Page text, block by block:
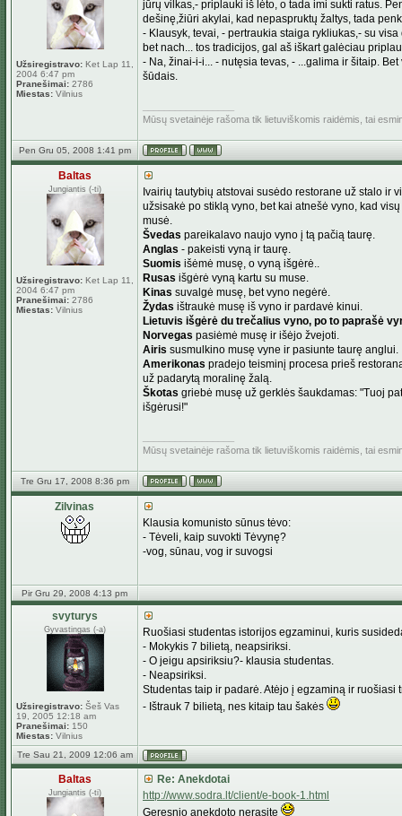
Užsiregistravo: Ket Lap 11,
2004 6:47 pm
Pranešimai: 2786
Miestas: Vilnius
jūrų vilkas,- priplauki iš lėto, o tada imi sukti ratus.
dešinę,žiūri akylai, kad nepaspruktų žaltys, tada
- Klausyk, tevai, - pertraukia staiga rykliukas,- su
bet nach... tos tradicijos, gal aš iškart galėciau
- Na, žinai-i-i... - nutęsia tevas, - ...galima ir šitaip. Bet
šūdais.
Mūsų svetainėje rašoma tik lietuviškomis raidėmis, tai
Pen Gru 05, 2008 1:41 pm
Baltas
Jungiantis (-ti)
Užsiregistravo: Ket Lap 11,
2004 6:47 pm
Pranešimai: 2786
Miestas: Vilnius
Ivairių tautybių atstovai susėdo restorane už stalo ir
užsisakė po stiklą vyno, bet kai atnešė vyno, kad
musė.
Švedas pareikalavo naujo vyno į tą pačią taurę.
Anglas - pakeisti vyną ir taurę.
Suomis išėmė musę, o vyną išgėrė..
Rusas išgėrė vyną kartu su muse.
Kinas suvalgė musę, bet vyno negėrė.
Žydas ištraukė musę iš vyno ir pardavė kinui.
Lietuvis išgėrė du trečalius vyno, po to paprašė
Norvegas pasiėmė musę ir išėjo žvejoti.
Airis susmulkino musę vyne ir pasiunte taurę anglui.
Amerikonas pradejo teisminį procesa prieš
už padarytą moralinę žalą.
Škotas griebė musę už gerklės šaukdamas: "Tuoj
išgėrusi!"
Mūsų svetainėje rašoma tik lietuviškomis raidėmis, tai
Tre Gru 17, 2008 8:36 pm
Zilvinas
Klausia komunisto sūnus tėvo:
- Tėveli, kaip suvokti Tėvynę?
-vog, sūnau, vog ir suvogsi
Pir Gru 29, 2008 4:13 pm
svyturys
Gyvastingas (-a)
Užsiregistravo: Šeš Vas
19, 2005 12:18 am
Pranešimai: 150
Miestas: Vilnius
Ruošiasi studentas istorijos egzaminui, kuris
- Mokykis 7 bilietą, neapsiriksi.
- O jeigu apsiriksiu?- klausia studentas.
- Neapsiriksi.
Studentas taip ir padarė. Atėjo į egzaminą ir ruošiasi
- Ištrauk 7 bilietą, nes kitaip tau šakės
Tre Sau 21, 2009 12:06 am
Baltas
Jungiantis (-ti)
Re: Anekdotai
http://www.sodra.lt/client/e-book-1.html
Geresnio anekdoto nerasite